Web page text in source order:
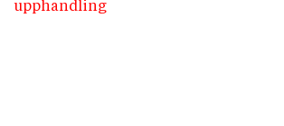
upphandling